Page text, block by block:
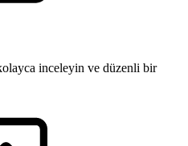
inceleyin ve düzenli bir